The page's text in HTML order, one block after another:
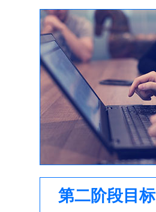
第二阶段目标